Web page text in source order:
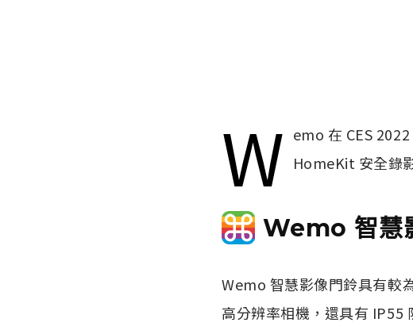
W emo 在 CES
HomeKit 安全錄
Wemo 智慧
Wemo 智慧影像門鈴具有較
高分辨率相機，還具有 IP55